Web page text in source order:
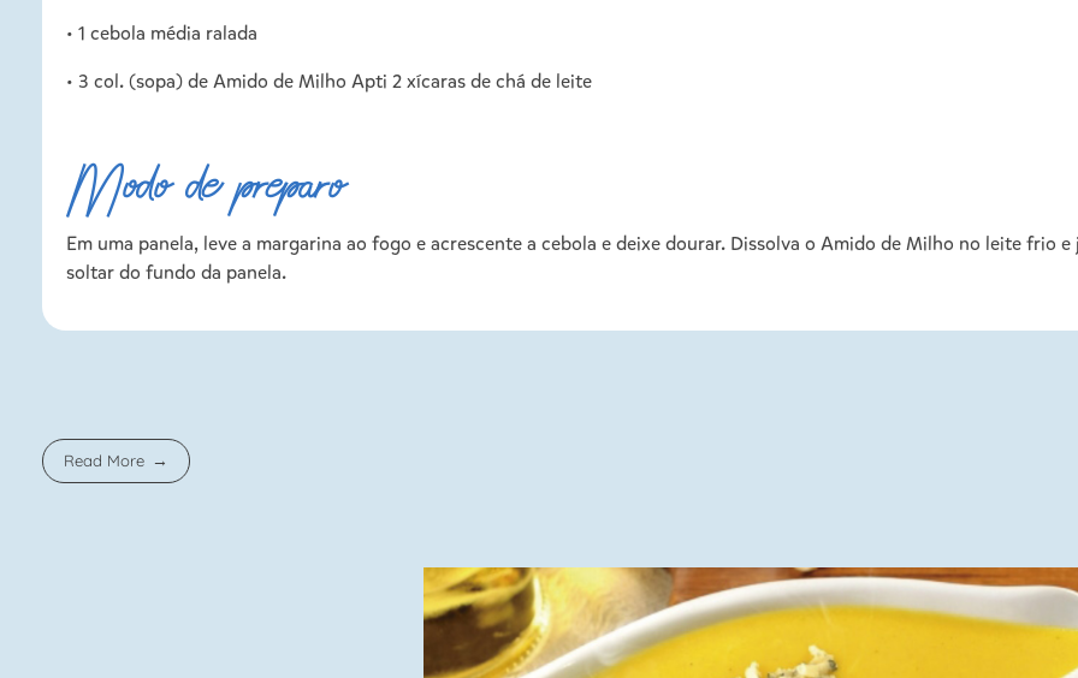
• 1 cebola média ralada
• 3 col. (sopa) de Amido de Milho Apti 2 xícaras de chá de leite
Modo de preparo
Em uma panela, leve a margarina ao fogo e acrescente a cebola e deixe dourar. Dissolva o Amido de Milho no leite frio
soltar do fundo da panela.
Read More